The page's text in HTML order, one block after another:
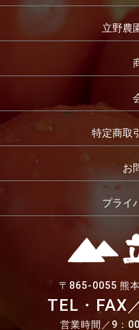
立野農
特定商取
お
プライ
〒865-0055 熊
TEL・FAX
営業時間／9：